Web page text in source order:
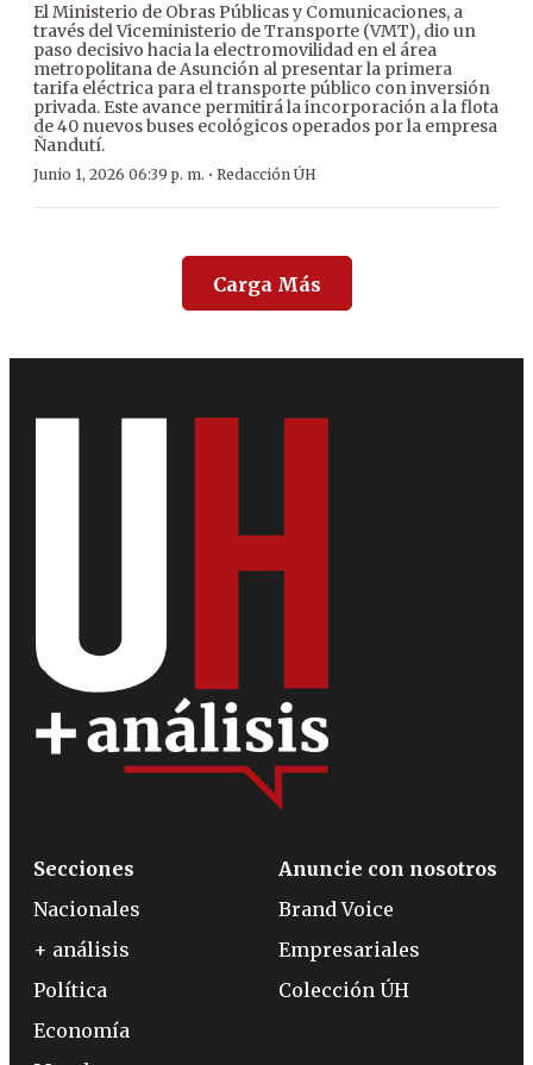
El Ministerio de Obras Públicas y Comunicaciones, a
través del Viceministerio de Transporte (VMT), dio un
paso decisivo hacia la electromovilidad en el área
metropolitana de Asunción al presentar la primera
tarifa eléctrica para el transporte público con inversión
privada. Este avance permitirá la incorporación a la flota
de 40 nuevos buses ecológicos operados por la empresa
Ñandutí.
Junio 1, 2026 06:39 p. m. · Redacción ÚH
Carga Más
Secciones
Nacionales
+ análisis
Política
Economía
Anuncie con nosotros
Brand Voice
Empresariales
Colección ÚH